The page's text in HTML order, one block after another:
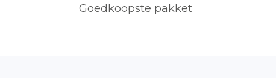
Goedkoopste pakket